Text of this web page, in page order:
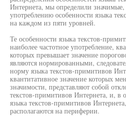
Интернета, мы определили значимые,
употреблению особенности языка
на каждом из пяти уровней.
Те особенности языка текстов-
наиболее частотное употребление,
которых превышает значение
являются нормированными,
норму языка текстов-примитивов
квантитативное значение которых
значимости, представляют собой
текстов-примитивов Интернета, и, в
языка текстов-примитивов
располагаются на периферии.